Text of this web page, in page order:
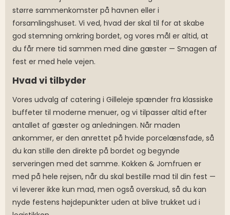
større sammenkomster på havnen eller i
forsamlingshuset. Vi ved, hvad der skal til for at skabe
god stemning omkring bordet, og vores mål er altid, at
du får mere tid sammen med dine gæster — Smagen af
fest er med hele vejen.
Hvad vi tilbyder
Vores udvalg af catering i Gilleleje spænder fra klassiske
buffeter til moderne menuer, og vi tilpasser altid efter
antallet af gæster og anledningen. Når maden
ankommer, er den anrettet på hvide porcelænsfade, så
du kan stille den direkte på bordet og begynde
serveringen med det samme. Kokken & Jomfruen er
med på hele rejsen, når du skal bestille mad til din fest —
vi leverer ikke kun mad, men også overskud, så du kan
nyde festens højdepunkter uden at blive trukket ud i